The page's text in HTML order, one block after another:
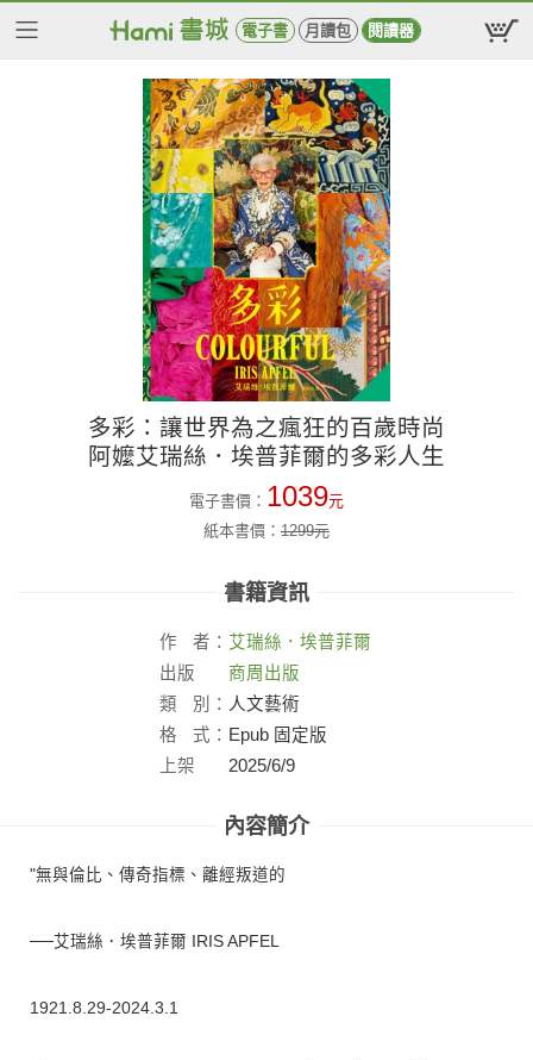
電子書 月讀包 閱讀器
多彩：讓世界為之瘋狂的百歲時尚
阿嬤艾瑞絲．埃普菲爾的多彩人生
電子書價： 1039元
紙本書價： 1299元
書籍資訊
作 者： 艾瑞絲．埃普菲爾
出版
社：
商周出版
類
別： 人文藝術
格
式： Epub 固定版
上架
2025/6/9
內容簡介
"無與倫比、傳奇指標、離經叛道的
──艾瑞絲．埃普菲爾 IRIS APFEL
1921.8.29-2024.3.1